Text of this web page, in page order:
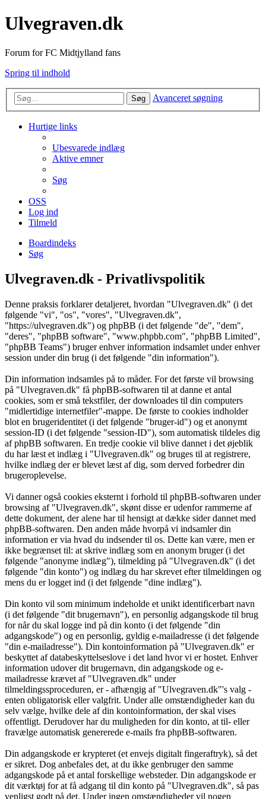
Ulvegraven.dk
Forum for FC Midtjylland fans
Spring til indhold
Søg Avanceret søgning
Hurtige links
Ubesvarede indlæg
Aktive emner
Søg
OSS
Log ind
Tilmeld
Boardindeks
Søg
Ulvegraven.dk - Privatlivspolitik
Denne praksis forklarer detaljeret, hvordan "Ulvegraven.dk" (i det
følgende "vi", "os", "vores", "Ulvegraven.dk",
"https://ulvegraven.dk") og phpBB (i det følgende "de", "dem",
"deres", "phpBB software", "www.phpbb.com", "phpBB Limited",
"phpBB Teams") bruger enhver information indsamlet under enhver
session under din brug (i det følgende "din information").
Din information indsamles på to måder. For det første vil browsing
på "Ulvegraven.dk" få phpBB-softwaren til at danne et antal
cookies, som er små tekstfiler, der downloades til din computers
"midlertidige internetfiler"-mappe. De første to cookies indholder
blot en brugeridentitet (i det følgende "bruger-id") og et anonymt
session-ID (i det følgende "session-ID"), som automatisk tildeles dig
af phpBB softwaren. En tredje cookie vil blive dannet i det øjeblik
du har læst et indlæg i "Ulvegraven.dk" og bruges til at registrere,
hvilke indlæg der er blevet læst af dig, som derved forbedrer din
brugeroplevelse.
Vi danner også cookies eksternt i forhold til phpBB-softwaren under
browsing af "Ulvegraven.dk", skønt disse er udenfor rammerne af
dette dokument, der alene har til hensigt at dække sider dannet med
phpBB-softwaren. Den anden måde hvorpå vi indsamler din
information er via hvad du indsender til os. Dette kan være, men er
ikke begrænset til: at skrive indlæg som en anonym bruger (i det
følgende "anonyme indlæg"), tilmelding på "Ulvegraven.dk" (i det
følgende "din konto") og indlæg du har skrevet efter tilmeldingen og
mens du er logget ind (i det følgende "dine indlæg").
Din konto vil som minimum indeholde et unikt identificerbart navn
(i det følgende "dit brugernavn"), en personlig adgangskode til brug
for når du skal logge ind på din konto (i det følgende "din
adgangskode") og en personlig, gyldig e-mailadresse (i det følgende
"din e-mailadresse"). Din kontoinformation på "Ulvegraven.dk" er
beskyttet af databeskyttelseslove i det land hvor vi er hostet. Enhver
information udover dit brugernavn, din adgangskode og e-
mailadresse krævet af "Ulvegraven.dk" under
tilmeldingssproceduren, er - afhængig af "Ulvegraven.dk"'s valg -
enten obligatorisk eller valgfrit. Under alle omstændigheder kan du
selv vælge, hvilke dele af din kontoinformation, der skal vises
offentligt. Derudover har du muligheden for din konto, at til- eller
fravælge automatisk genererede e-mails fra phpBB-softwaren.
Din adgangskode er krypteret (et envejs digitalt fingeraftryk), så det
er sikret. Dog anbefales det, at du ikke genbruger den samme
adgangskode på et antal forskellige websteder. Din adgangskode er
dit værktøj for at få adgang til din konto på "Ulvegraven.dk", så pas
venligst godt på det. Under ingen omstændigheder vil nogen